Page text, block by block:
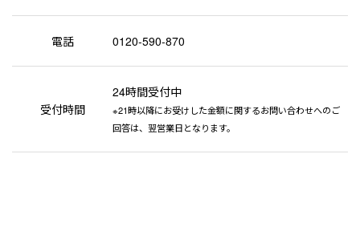
電話 0120-590-870
受付時間
24時間受付中
※21時以降にお受けした金額に関するお問い合わせへのご
回答は、翌営業日となります。